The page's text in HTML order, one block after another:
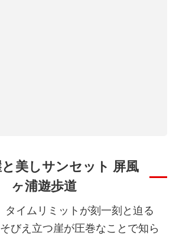
美しサンセット 屏風
ヶ浦遊歩道
タイムリミットが刻一刻と迫る
びえ立つ崖が圧巻なことで知ら